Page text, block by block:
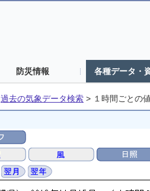
防災情報 各種データ・
過去の気象データ検索 > １時間ごとの